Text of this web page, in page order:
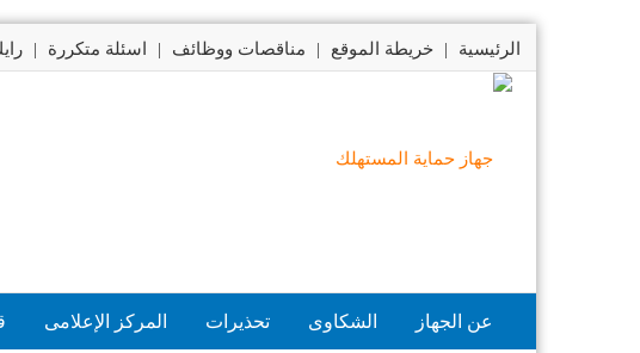
الرئيسية | خريطة الموقع | مناقصات ووظائف | اسئلة متكررة |
عن الجهاز الشكاوى تحذيرات المركز الإعلامى